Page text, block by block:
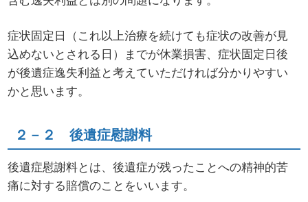
症状固定日（これ以上治療を続けても症状の改善が見
込めないとされる日）までが休業損害、症状固定日後
が後遺症逸失利益と考えていただければ分かりやすい
かと思います。
２－２ 後遺症慰謝料
後遺症慰謝料とは、後遺症が残ったことへの精神的苦
痛に対する賠償のことをいいます。